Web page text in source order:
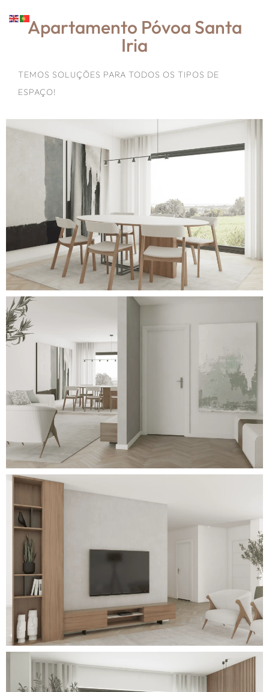
Apartamento Póvoa Santa
Iria
TEMOS SOLUÇÕES PARA TODOS OS TIPOS DE
ESPAÇO!